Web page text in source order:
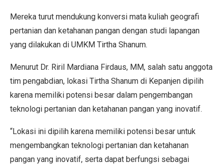
Mereka turut mendukung konversi mata kuliah geografi
pertanian dan ketahanan pangan dengan studi lapangan
yang dilakukan di UMKM Tirtha Shanum.
Menurut Dr. Riril Mardiana Firdaus, MM, salah satu anggota
tim pengabdian, lokasi Tirtha Shanum di Kepanjen dipilih
karena memiliki potensi besar dalam pengembangan
teknologi pertanian dan ketahanan pangan yang inovatif.
“Lokasi ini dipilih karena memiliki potensi besar untuk
mengembangkan teknologi pertanian dan ketahanan
pangan yang inovatif, serta dapat berfungsi sebagai